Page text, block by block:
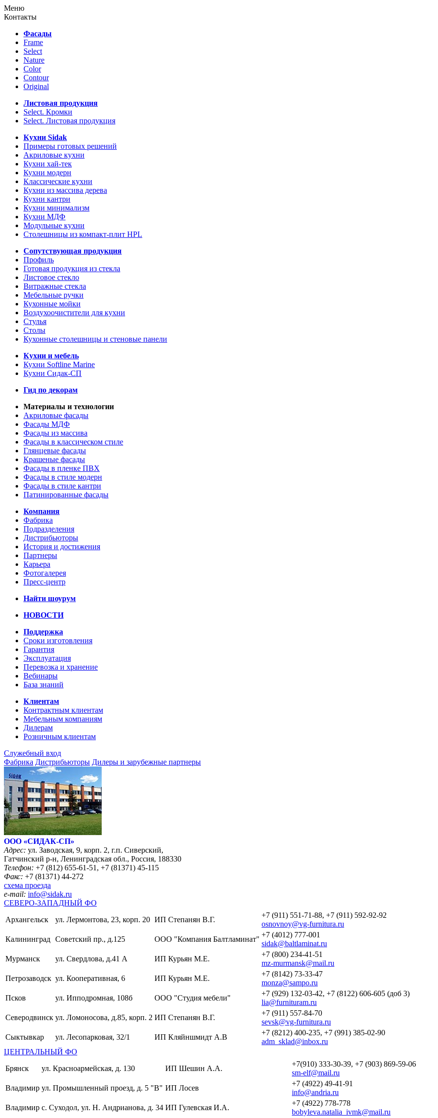
Меню
Контакты
Фасады
Frame
Select
Nature
Color
Contour
Original
Листовая продукция
Select. Кромки
Select. Листовая продукция
Кухни Sidak
Примеры готовых решений
Акриловые кухни
Кухни хай-тек
Кухни модерн
Классические кухни
Кухни из массива дерева
Кухни кантри
Кухни минимализм
Кухни МДФ
Модульные кухни
Столешницы из компакт-плит HPL
Сопутствующая продукция
Профиль
Готовая продукция из стекла
Листовое стекло
Витражные стекла
Мебельные ручки
Кухонные мойки
Воздухоочистители для кухни
Стулья
Столы
Кухонные столешницы и стеновые панели
Кухни и мебель
Кухни Softline Marine
Кухни Сидак-СП
Гид по декорам
Материалы и технологии
Акриловые фасады
Фасады МДФ
Фасады из массива
Фасады в классическом стиле
Глянцевые фасады
Крашеные фасады
Фасады в пленке ПВХ
Фасады в стиле модерн
Фасады в стиле кантри
Патинированные фасады
Компания
Фабрика
Подразделения
Дистрибьюторы
История и достижения
Партнеры
Карьера
Фотогалерея
Пресс-центр
Найти шоурум
НОВОСТИ
Поддержка
Сроки изготовления
Гарантия
Эксплуатация
Перевозка и хранение
Вебинары
База знаний
Клиентам
Контрактным клиентам
Мебельным компаниям
Дилерам
Розничным клиентам
Служебный вход
Фабрика Дистрибьюторы Дилеры и зарубежные партнеры
ООО «CИДАК-СП»
Адрес: ул. Заводская, 9, корп. 2, г.п. Сиверский,
Гатчинский р-н, Ленинградская обл., Россия, 188330
Телефон: +7 (812) 655-61-51, +7 (81371) 45-115
Факс: +7 (81371) 44-272
схема проезда
e-mail: info@sidak.ru
СЕВЕРО-ЗАПАДНЫЙ ФО
Архангельск
ул. Лермонтова, 23, корп. 20 ИП Степанян В.Г.
+7 (911) 551-71-88, +7 (911) 592-92-92
osnovnoy@vg-furnitura.ru
Калининград Советский пр., д.125 ООО "Компания Балтламинат"
+7 (4012) 777-001
sidak@baltlaminat.ru
Мурманск
ул. Свердлова, д.41 А ИП Курьян М.Е.
+7 (800) 234-41-51
mz-murmansk@mail.ru
Петрозаводск ул. Кооперативная, 6 ИП Курьян М.Е.
+7 (8142) 73-33-47
monza@sampo.ru
Псков
ул. Ипподромная, 108б ООО "Студия мебели"
+7 (929) 132-03-42, +7 (8122) 606-605 (доб 3)
lia@furnituram.ru
Северодвинск ул. Ломоносова, д.85, корп. 2 ИП Степанян В.Г.
+7 (911) 557-84-70
sevsk@vg-furnitura.ru
Сыктывкар
ул. Лесопарковая, 32/1 ИП Кляйншмидт А.В
+7 (8212) 400-235, +7 (991) 385-02-90
adm_sklad@inbox.ru
ЦЕНТРАЛЬНЫЙ ФО
Брянск
ул. Красноармейская, д. 130 ИП Шешин А.А.
+7(910) 333-30-39, +7 (903) 869-59-06
sm-elf@mail.ru
Владимир ул. Промышленный проезд, д. 5 "В" ИП Лосев
+7 (4922) 49-41-91
info@andria.ru
Владимир с. Суходол, ул. Н. Андрианова, д. 34 ИП Гулевская И.А.
+7 (4922) 778-778
bobyleva.natalia_ivmk@mail.ru